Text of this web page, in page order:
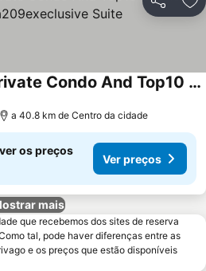
Partilhar
Forest Khaoyai Is Private Condo And Top10 Ozone In The Word.a209execlusive Suite
a 40.8 km de Centro da cidade
os preços
Ver preços
mais
que recebemos dos sites de reserva
tal, pode haver diferenças entre as
e os preços que estão disponíveis